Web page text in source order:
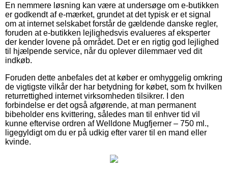
En nemmere løsning kan være at undersøge om e-butikken
er godkendt af e-mærket, grundet at det typisk er et signal
om at internet selskabet forstår de gældende danske regler,
foruden at e-butikken lejlighedsvis evalueres af eksperter
der kender lovene på området. Det er en rigtig god lejlighed
til hjælpende service, når du oplever dilemmaer ved dit
indkøb.
Foruden dette anbefales det at køber er omhyggelig omkring
de vigtigste vilkår der har betydning for købet, som fx hvilken
returrettighed internet virksomheden tilsikrer. I den
forbindelse er det også afgørende, at man permanent
bibeholder ens kvittering, således man til enhver tid vil
kunne eftervise ordren af Welldone Mugfjerner – 750 ml.,
ligegyldigt om du er på udkig efter varer til en mand eller
kvinde.